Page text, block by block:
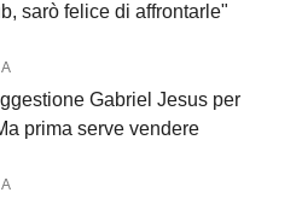
sarò felice di affrontarle"
Gabriel Jesus per
prima serve vendere